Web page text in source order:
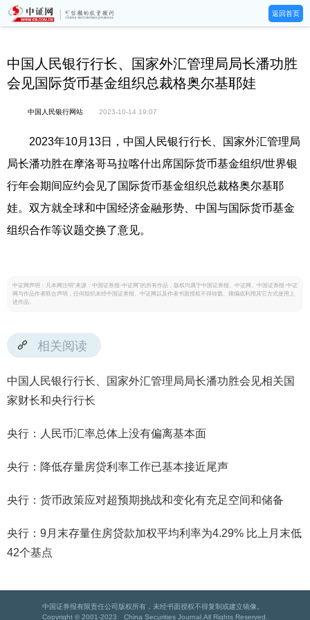
返回首页
中国人民银行行长、国家外汇管理局局长潘功胜
会见国际货币基金组织总裁格奥尔基耶娃
中国人民银行网站 2023-10-14 19:07
2023年10月13日，中国人民银行行长、国家外汇管理局
局长潘功胜在摩洛哥马拉喀什出席国际货币基金组织/世界银
行年会期间应约会见了国际货币基金组织总裁格奥尔基耶
娃。双方就全球和中国经济金融形势、中国与国际货币基金
组织合作等议题交换了意见。
中证网声明：凡本网注明“来源：中国证券报·中证网”的所有作品，版权均属于中国证券报、中证网。中国证券报·中证
网与作品作者联合声明，任何组织未经中国证券报、中证网以及作者书面授权不得转载、摘编或利用其它方式使用上
述作品。
相关阅读
中国人民银行行长、国家外汇管理局局长潘功胜会见相关国
家财长和央行行长
央行：人民币汇率总体上没有偏离基本面
央行：降低存量房贷利率工作已基本接近尾声
央行：货币政策应对超预期挑战和变化有充足空间和储备
央行：9月末存量住房贷款加权平均利率为4.29% 比上月末低
42个基点
中国证券报有限责任公司版权所有，未经书面授权不得复制或建立镜像。
Copyright © 2001-2023 China Securities Journal.All Rights Reserved.